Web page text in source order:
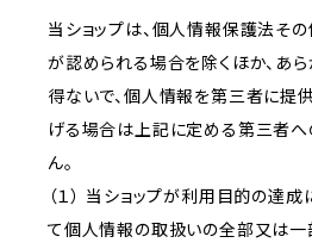
当ショップは、個人情報保護法そ
が認められる場合を除くほか、あ
得ないで、個人情報を第三者に提
げる場合は上記に定める第三者
ん。
（１） 当ショップが利用目的の達
て個人情報の取扱いの全部又は一